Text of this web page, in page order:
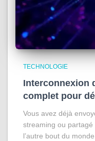
TECHNOLOGIE
Interconnexion
complet pour
Vous avez déjà
streaming ou
l’autre bout du